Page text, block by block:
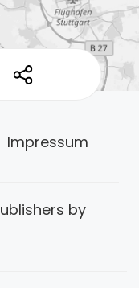
*
Impressum
by